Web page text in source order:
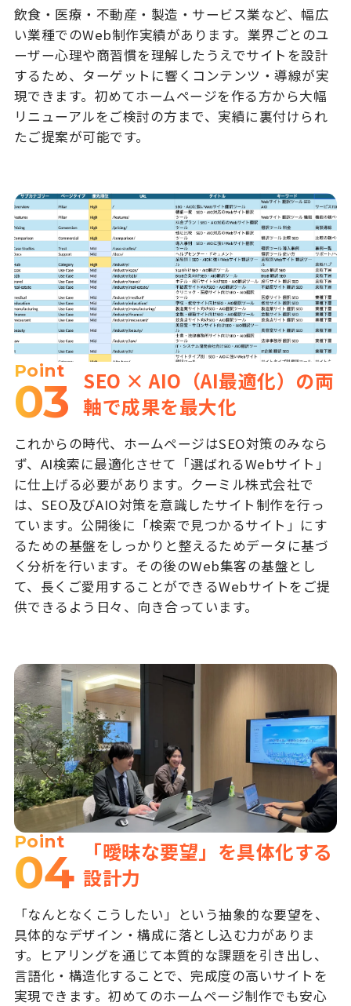
飲食・医療・不動産・製造・サービス業など、幅広
い業種でのWeb制作実績があります。業界ごとのユ
ーザー心理や商習慣を理解したうえでサイトを設計
するため、ターゲットに響くコンテンツ・導線が実
現できます。初めてホームページを作る方から大幅
リニューアルをご検討の方まで、実績に裏付けられ
たご提案が可能です。
Point
03 SEO × AIO（AI最適化）の両
軸で成果を最大化
これからの時代、ホームページはSEO対策のみなら
ず、AI検索に最適化させて「選ばれるWebサイト」
に仕上げる必要があります。クーミル株式会社で
は、SEO及びAIO対策を意識したサイト制作を行っ
ています。公開後に「検索で見つかるサイト」にす
るための基盤をしっかりと整えるためデータに基づ
く分析を行います。その後のWeb集客の基盤とし
て、長くご愛用することができるWebサイトをご提
供できるよう日々、向き合っています。
Point
04
「曖昧な要望」を具体化する
設計力
「なんとなくこうしたい」という抽象的な要望を、
具体的なデザイン・構成に落とし込む力がありま
す。ヒアリングを通じて本質的な課題を引き出し、
言語化・構造化することで、完成度の高いサイトを
実現できます。初めてのホームページ制作でも安心